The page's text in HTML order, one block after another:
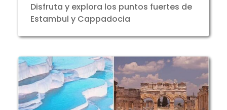
Disfruta y explora los puntos fuertes de
Estambul y Cappadocia